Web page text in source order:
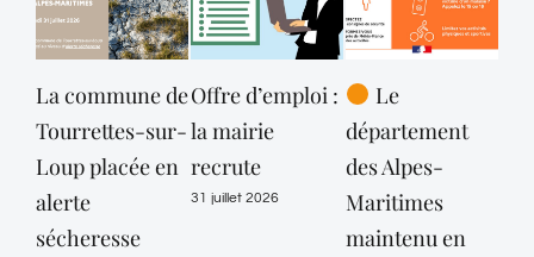
La commune de
Tourrettes-sur-
Loup placée en
alerte
sécheresse
Offre d’emploi :
la mairie
recrute
31 juillet 2026
Le
département
des Alpes-
Maritimes
maintenu en